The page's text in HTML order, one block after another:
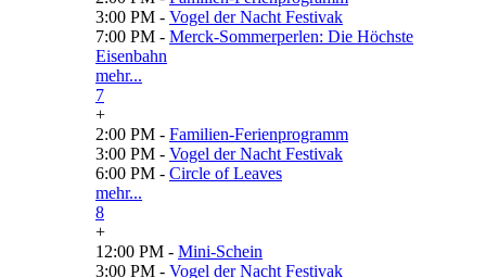
3:00 PM - Vogel der Nacht Festivak
7:00 PM - Merck-Sommerperlen: Die Höchste
Eisenbahn
mehr...
7
+
2:00 PM - Familien-Ferienprogramm
3:00 PM - Vogel der Nacht Festivak
6:00 PM - Circle of Leaves
mehr...
8
+
12:00 PM - Mini-Schein
3:00 PM - Vogel der Nacht Festivak